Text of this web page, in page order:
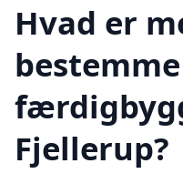
Hvad er
Fjellerup?